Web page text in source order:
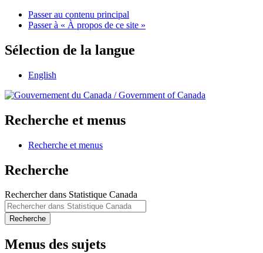
Passer au contenu principal
Passer à « À propos de ce site »
Sélection de la langue
English
/Government of Canada
Recherche et menus
Recherche et menus
Recherche
Rechercher dans Statistique Canada
Recherche
Menus des sujets